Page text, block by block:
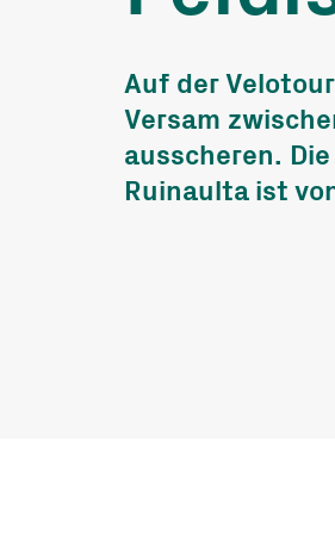
Auf der
Versam
ausscheren.
Ruinaulta ist